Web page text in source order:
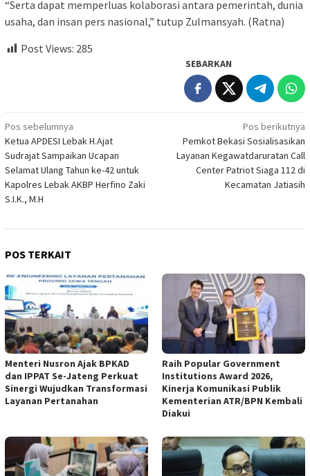
“Serta dapat memperluas kolaborasi antara pemerintah, dunia
usaha, dan insan pers nasional,” tutup Zulmansyah. (Ratna)
Post Views: 285
SEBARKAN
Navigasi
pos
Pos sebelumnya
Ketua APDESI Lebak H.Ajat
Sudrajat Sampaikan Ucapan
Selamat Ulang Tahun ke-42 untuk
Kapolres Lebak AKBP Herfino Zaki
S.I.K., M.H
Pos berikutnya
Pemkot Bekasi Sosialisasikan
Layanan Kegawatdaruratan Call
Center Patriot Siaga 112 di
Kecamatan Jatiasih
POS TERKAIT
Menteri Nusron Ajak BPKAD
dan IPPAT Se-Jateng Perkuat
Sinergi Wujudkan Transformasi
Layanan Pertanahan
Raih Popular Government
Institutions Award 2026,
Kinerja Komunikasi Publik
Kementerian ATR/BPN Kembali
Diakui